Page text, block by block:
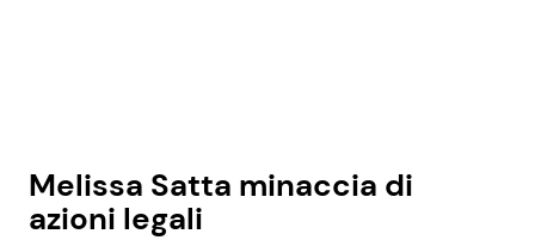
Melissa Satta minaccia di
azioni legali